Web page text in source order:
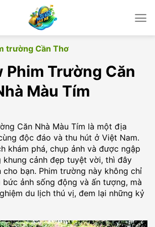
trường Cần Thơ
Phim Trường Căn
Màu Tím
Căn Nhà Màu Tím là một địa
độc đáo và thu hút ở Việt Nam.
khám phá, chụp ảnh và được ngập
khung cảnh đẹp tuyệt vời, thì đây
cho bạn. Phim trường này không chỉ
bức ảnh sống động và ấn tượng, mà
du lịch thú vị, đem lại những kỷ